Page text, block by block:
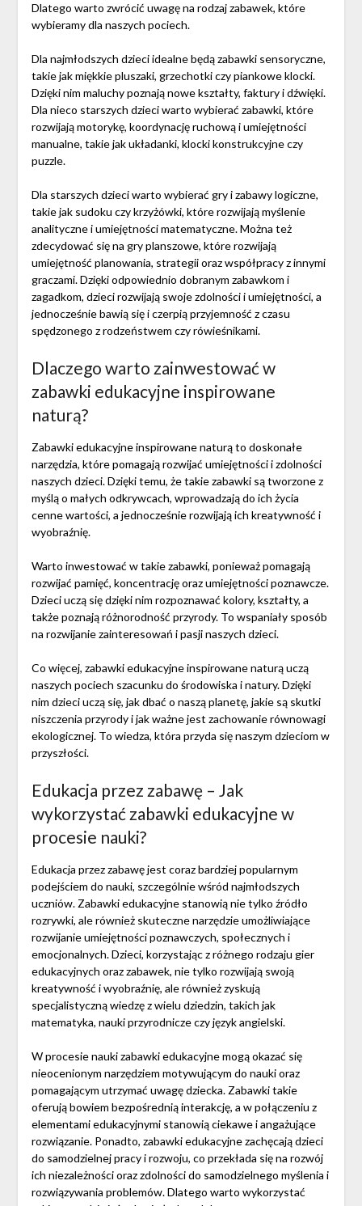
Dlatego warto zwrócić uwagę na rodzaj zabawek, które
wybieramy dla naszych pociech.
Dla najmłodszych dzieci idealne będą zabawki sensoryczne,
takie jak miękkie pluszaki, grzechotki czy piankowe klocki.
Dzięki nim maluchy poznają nowe kształty, faktury i dźwięki.
Dla nieco starszych dzieci warto wybierać zabawki, które
rozwijają motorykę, koordynację ruchową i umiejętności
manualne, takie jak układanki, klocki konstrukcyjne czy
puzzle.
Dla starszych dzieci warto wybierać gry i zabawy logiczne,
takie jak sudoku czy krzyżówki, które rozwijają myślenie
analityczne i umiejętności matematyczne. Można też
zdecydować się na gry planszowe, które rozwijają
umiejętność planowania, strategii oraz współpracy z innymi
graczami. Dzięki odpowiednio dobranym zabawkom i
zagadkom, dzieci rozwijają swoje zdolności i umiejętności, a
jednocześnie bawią się i czerpią przyjemność z czasu
spędzonego z rodzeństwem czy rówieśnikami.
Dlaczego warto zainwestować w
zabawki edukacyjne inspirowane
naturą?
Zabawki edukacyjne inspirowane naturą to doskonałe
narzędzia, które pomagają rozwijać umiejętności i zdolności
naszych dzieci. Dzięki temu, że takie zabawki są tworzone z
myślą o małych odkrywcach, wprowadzają do ich życia
cenne wartości, a jednocześnie rozwijają ich kreatywność i
wyobraźnię.
Warto inwestować w takie zabawki, ponieważ pomagają
rozwijać pamięć, koncentrację oraz umiejętności poznawcze.
Dzieci uczą się dzięki nim rozpoznawać kolory, kształty, a
także poznają różnorodność przyrody. To wspaniały sposób
na rozwijanie zainteresowań i pasji naszych dzieci.
Co więcej, zabawki edukacyjne inspirowane naturą uczą
naszych pociech szacunku do środowiska i natury. Dzięki
nim dzieci uczą się, jak dbać o naszą planetę, jakie są skutki
niszczenia przyrody i jak ważne jest zachowanie równowagi
ekologicznej. To wiedza, która przyda się naszym dzieciom w
przyszłości.
Edukacja przez zabawę – Jak
wykorzystać zabawki edukacyjne w
procesie nauki?
Edukacja przez zabawę jest coraz bardziej popularnym
podejściem do nauki, szczególnie wśród najmłodszych
uczniów. Zabawki edukacyjne stanowią nie tylko źródło
rozrywki, ale również skuteczne narzędzie umożliwiające
rozwijanie umiejętności poznawczych, społecznych i
emocjonalnych. Dzieci, korzystając z różnego rodzaju gier
edukacyjnych oraz zabawek, nie tylko rozwijają swoją
kreatywność i wyobraźnię, ale również zyskują
specjalistyczną wiedzę z wielu dziedzin, takich jak
matematyka, nauki przyrodnicze czy język angielski.
W procesie nauki zabawki edukacyjne mogą okazać się
nieocenionym narzędziem motywującym do nauki oraz
pomagającym utrzymać uwagę dziecka. Zabawki takie
oferują bowiem bezpośrednią interakcję, a w połączeniu z
elementami edukacyjnymi stanowią ciekawe i angażujące
rozwiązanie. Ponadto, zabawki edukacyjne zachęcają dzieci
do samodzielnej pracy i rozwoju, co przekłada się na rozwój
ich niezależności oraz zdolności do samodzielnego myślenia i
rozwiązywania problemów. Dlatego warto wykorzystać